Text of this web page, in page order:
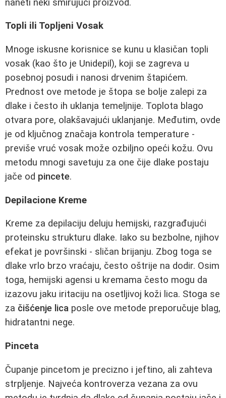
naneti neki smirujući proizvod.
Topli ili Topljeni Vosak
Mnoge iskusne korisnice se kunu u klasičan topli
vosak (kao što je Unidepil), koji se zagreva u
posebnoj posudi i nanosi drvenim štapićem.
Prednost ove metode je štopa se bolje zalepi za
dlake i često ih uklanja temeljnije. Toplota blago
otvara pore, olakšavajući uklanjanje. Međutim, ovde
je od ključnog značaja kontrola temperature -
previše vruć vosak može ozbiljno opeći kožu. Ovu
metodu mnogi savetuju za one čije dlake postaju
jače od pincete.
Depilacione Kreme
Kreme za depilaciju deluju hemijski, razgrađujući
proteinsku strukturu dlake. Iako su bezbolne, njihov
efekat je površinski - sličan brijanju. Zbog toga se
dlake vrlo brzo vraćaju, često oštrije na dodir. Osim
toga, hemijski agensi u kremama često mogu da
izazovu jaku iritaciju na osetljivoj koži lica. Stoga se
za čišćenje lica posle ove metode preporučuje blag,
hidratantni nege.
Pinceta
Čupanje pincetom je precizno i jeftino, ali zahteva
strpljenje. Najveća kontroverza vezana za ovu